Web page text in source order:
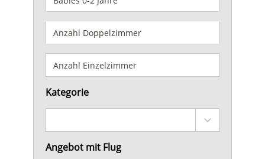
Kategorie
Angebot mit Flug